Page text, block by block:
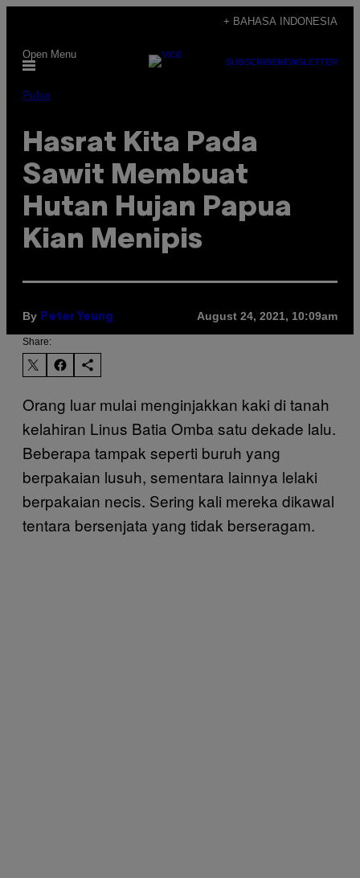
content
+ BAHASA INDONESIA
Open Menu
SUBSCRIBENEWSLETTER
Pulse
Hasrat Kita Pada
Sawit Membuat
Hutan Hujan Papua
Kian Menipis
By Peter Yeung August 24, 2021, 10:09am
Share:
Orang luar mulai menginjakkan kaki di tanah
kelahiran Linus Batia Omba satu dekade lalu.
Beberapa tampak seperti buruh yang
berpakaian lusuh, sementara lainnya lelaki
berpakaian necis. Sering kali mereka dikawal
tentara bersenjata yang tidak berseragam.